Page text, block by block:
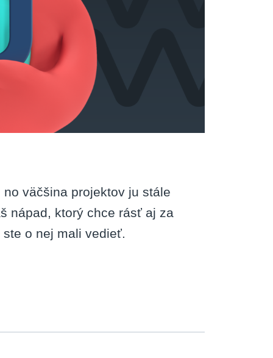
väčšina projektov ju stále
nápad, ktorý chce rásť aj za
o nej mali vedieť.